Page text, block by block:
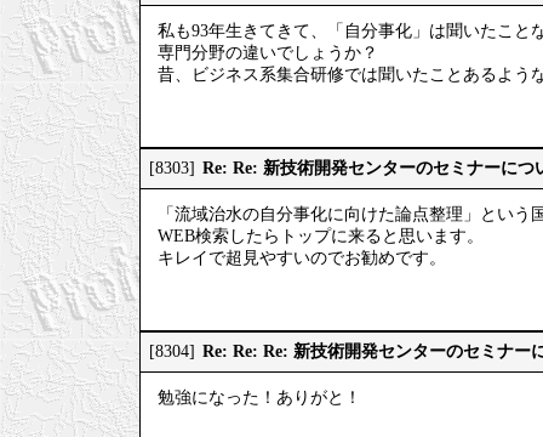
私も93年生きてきて、「自分事化」は聞いたこと
専門分野の違いでしょうか？
昔、ビジネス系集合研修では聞いたことあるよう
[8303] Re: Re: 新技術開発センターのセミナーにつ
「流域治水の自分事化に向けた論点整理」という
WEB検索したらトップに来ると思います。
キレイで超見やすいのでお勧めです。
[8304] Re: Re: Re: 新技術開発センターのセミナー
勉強になった！ありがと！